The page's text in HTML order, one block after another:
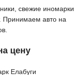
свежие иномарки
Принимаем авто на
цену
Елабуги